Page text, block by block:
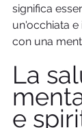
significa
un'occhiata e
con una
La
e